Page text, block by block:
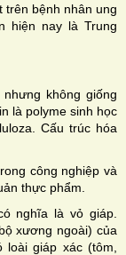
trên bệnh nhân ung
hiện nay là Trung
không giống
là polyme sinh học
Cấu trúc hóa
công nghiệp và
thực phẩm.
nghĩa là vỏ giáp.
xương ngoài) của
giáp xác (tôm,